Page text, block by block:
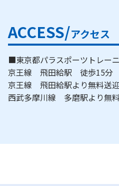
ACCESS/アクセス
■東京都パラスポーツトレー
京王線 飛田給駅 徒歩15分
京王線 飛田給駅より無料
西武多摩川線 多磨駅より